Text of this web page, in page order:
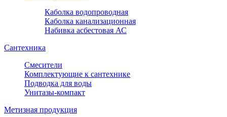
Каболка водопроводная
Каболка канализационная
Набивка асбестовая АС
Сантехника
Смесители
Комплектующие к сантехнике
Подводка для воды
Унитазы-компакт
Метизная продукция